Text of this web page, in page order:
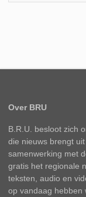
Over BRU
B.R.U. besloot zich
die nieuws brengt
samenwerking met
gratis het regionale
teksten, audio en
op vandaag hebben